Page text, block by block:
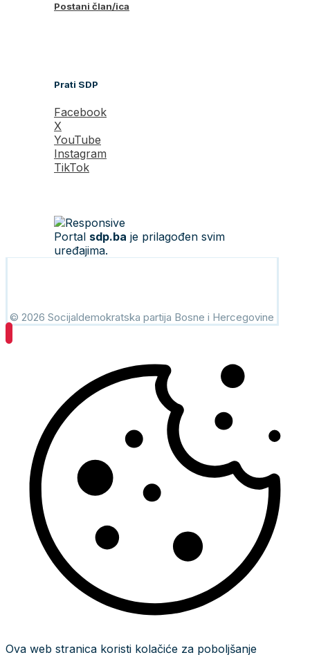
Postani član/ica
Prati SDP
Facebook
X
YouTube
Instagram
TikTok
Portal sdp.ba je prilagođen svim
uređajima.
© 2026 Socijaldemokratska partija Bosne i Hercegovine
Ova web stranica koristi kolačiće za poboljšanje